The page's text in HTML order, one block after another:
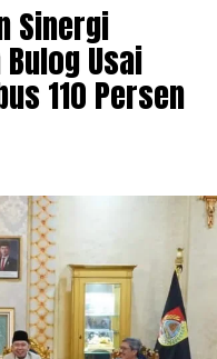
Sinergi
Usai
110 Persen